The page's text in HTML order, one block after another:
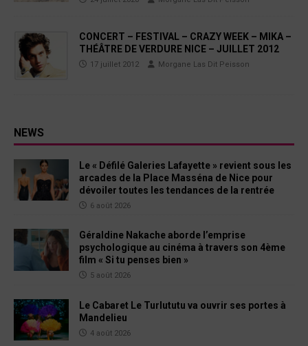
CONCERT – FESTIVAL – CRAZY WEEK – MIKA –
THÉÂTRE DE VERDURE NICE – JUILLET 2012
17 juillet 2012 Morgane Las Dit Peisson
NEWS
Le « Défilé Galeries Lafayette » revient sous les
arcades de la Place Masséna de Nice pour
dévoiler toutes les tendances de la rentrée
6 août 2026
Géraldine Nakache aborde l’emprise
psychologique au cinéma à travers son 4ème
film « Si tu penses bien »
5 août 2026
Le Cabaret Le Turlututu va ouvrir ses portes à
Mandelieu
4 août 2026